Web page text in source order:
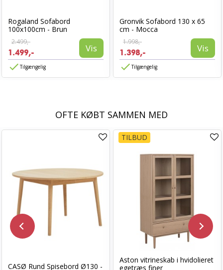
Rogaland Sofabord
100x100cm - Brun
2.499,-
1.499,- Vis
Tilgængelig
Gronvik Sofabord 130 x 65
cm - Mocca
1.998,-
1.398,- Vis
Tilgængelig
OFTE KØBT SAMMEN MED
CASØ Rund Spisebord Ø130 -
TILBUD
Aston vitrineskab i hvidolieret
egetræs finer